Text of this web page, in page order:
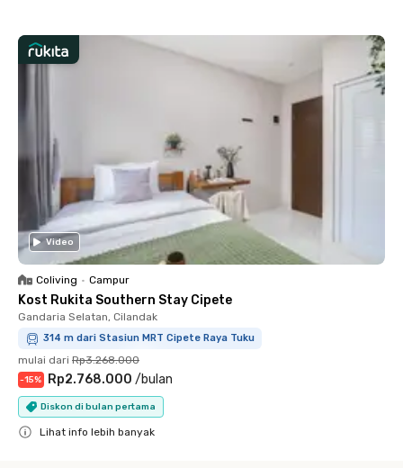
Video
Coliving • Campur
Kost Rukita Southern Stay Cipete
Gandaria Selatan, Cilandak
314 m dari Stasiun MRT Cipete Raya Tuku
mulai dari Rp3.268.000
-15% Rp2.768.000 /bulan
Diskon di bulan pertama
Lihat info lebih banyak